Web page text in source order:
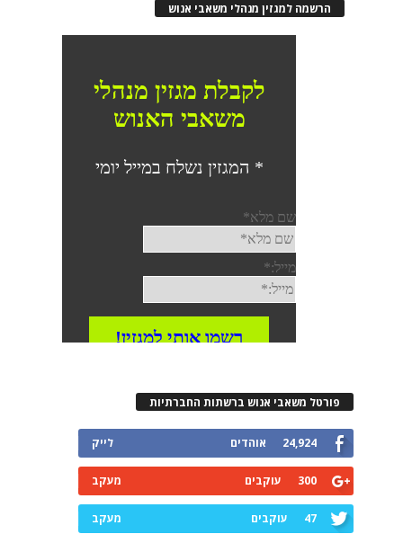
הרשמה למגזין מנהלי משאבי אנוש
פורטל משאבי אנוש ברשתות החברתיות
24,924 אוהדים לייק
300 עוקבים מעקב
47 עוקבים מעקב